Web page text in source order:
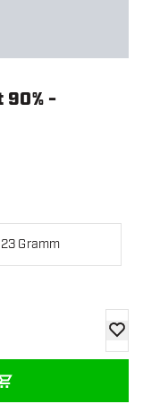
90% -
23 Gramm
Zur